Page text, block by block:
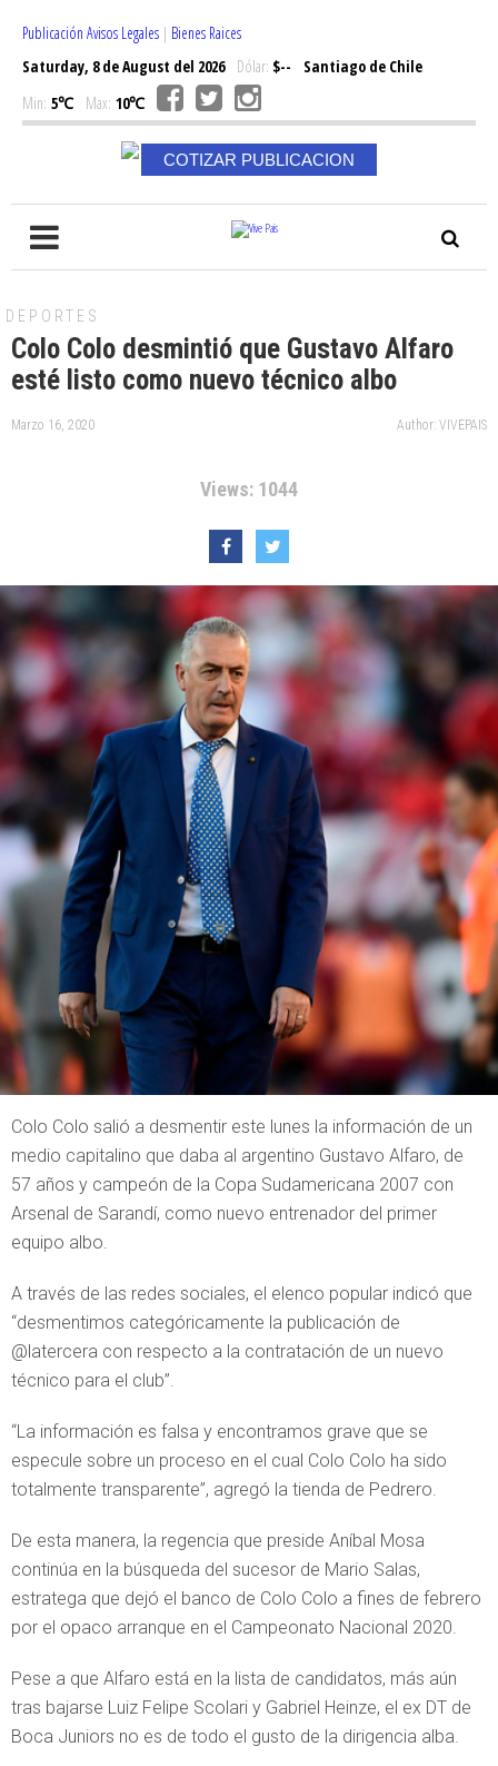
Publicación Avisos Legales | Bienes Raices
Saturday, 8 de August del 2026Dólar: $--
Santiago de Chile
Min: 5℃ Max: 10℃
COTIZAR PUBLICACION
DEPORTES
Colo Colo desmintió que Gustavo Alfaro
esté listo como nuevo técnico albo
Marzo 16, 2020 Author: VIVEPAIS
Views: 1044
Colo Colo salió a desmentir este lunes la información de un
medio capitalino que daba al argentino Gustavo Alfaro, de
57 años y campeón de la Copa Sudamericana 2007 con
Arsenal de Sarandí, como nuevo entrenador del primer
equipo albo.
A través de las redes sociales, el elenco popular indicó que
“desmentimos categóricamente la publicación de
@latercera con respecto a la contratación de un nuevo
técnico para el club”.
“La información es falsa y encontramos grave que se
especule sobre un proceso en el cual Colo Colo ha sido
totalmente transparente”, agregó la tienda de Pedrero.
De esta manera, la regencia que preside Aníbal Mosa
continúa en la búsqueda del sucesor de Mario Salas,
estratega que dejó el banco de Colo Colo a fines de febrero
por el opaco arranque en el Campeonato Nacional 2020.
Pese a que Alfaro está en la lista de candidatos, más aún
tras bajarse Luiz Felipe Scolari y Gabriel Heinze, el ex DT de
Boca Juniors no es de todo el gusto de la dirigencia alba.